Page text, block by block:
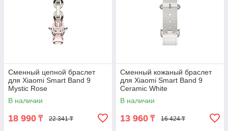
Сменный цепной браслет
для Xiaomi Smart Band 9
Mystic Rose
В наличии
18 990 ₸ 22 341 ₸
Сменный кожаный браслет
для Xiaomi Smart Band 9
Ceramic White
В наличии
13 960 ₸ 16 424 ₸